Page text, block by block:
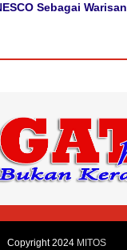
Sebagai Warisan
Copyright 2024 MITOS